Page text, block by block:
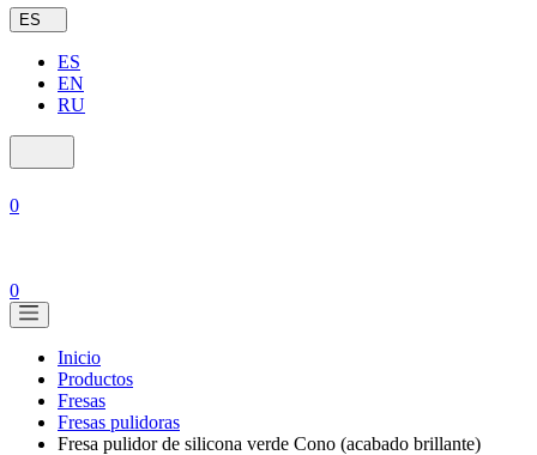
ES
ES
EN
RU
0
0
Inicio
Productos
Fresas
Fresas pulidoras
Fresa pulidor de silicona verde Cono (acabado brillante)